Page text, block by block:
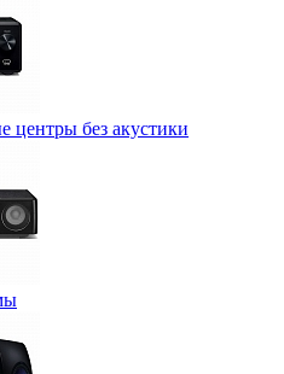
центры без акустики